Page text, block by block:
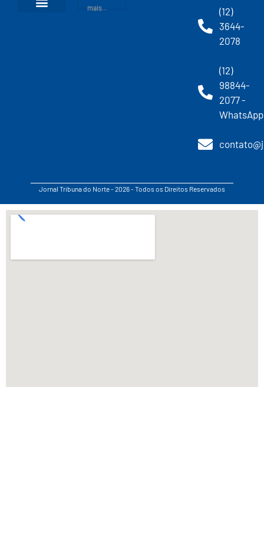
mais...
(12)
3644-
2078
(12)
98844-
2077 -
WhatsApp
Jornal Tribuna do Norte - 2026 - Todos os Direitos Reservados